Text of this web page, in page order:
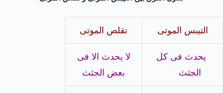
التيبس الموتى تقلص الموتى
يحدث فى كل
الجثث
لا يحدث الا فى
بعض الجثث